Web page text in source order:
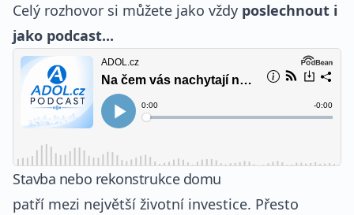
Celý rozhovor si můžete jako vždy poslechnout i
jako podcast...
Stavba nebo rekonstrukce domu
patří mezi největší životní investice. Přesto